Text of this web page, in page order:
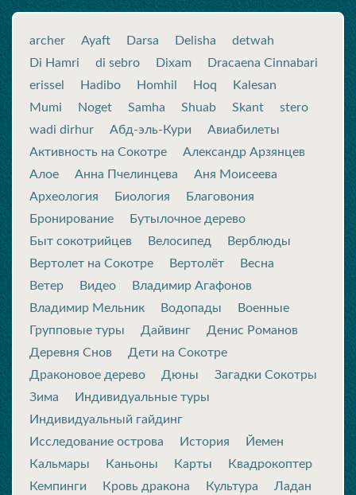
archer Ayaft Darsa Delisha
detwah
Di Hamri
di sebro Dixam
Dracaena Cinnabari
erissel
Hadibo Homhil Hoq
Kalesan
Mumi
Noget Samha Shuab Skant
stero
wadi dirhur
Абд-эль-Кури
Авиабилеты
Активность на Сокотре
Александр Арзянцев
Алое
Анна Пчелинцева
Аня Моисеева
Археология
Биология
Благовония
Бронирование
Бутылочное дерево
Быт сокотрийцев
Велосипед
Верблюды
Вертолет на Сокотре
Вертолёт
Весна
Ветер
Видео
Владимир Агафонов
Владимир Мельник
Водопады
Военные
Групповые туры
Дайвинг
Денис Романов
Деревня Снов
Дети на Сокотре
Драконовое дерево
Дюны
Загадки Сокотры
Зима
Индивидуальные туры
Индивидуальный гайдинг
Исследование острова
История
Йемен
Кальмары
Каньоны Карты
Квадрокоптер
Кемпинги
Кровь дракона Культура
Ладан